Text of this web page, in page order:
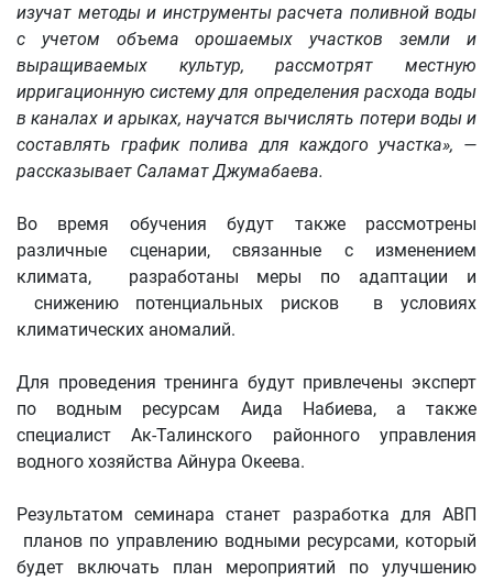
изучат методы и инструменты расчета поливной воды
с учетом объема орошаемых участков земли и
выращиваемых культур, рассмотрят местную
ирригационную систему для определения расхода воды
в каналах и арыках, научатся вычислять потери воды и
составлять график полива для каждого участка», —
рассказывает Саламат Джумабаева.
Во время обучения будут также рассмотрены
различные сценарии, связанные с изменением
климата, разработаны меры по адаптации и
снижению потенциальных рисков в условиях
климатических аномалий.
Для проведения тренинга будут привлечены эксперт
по водным ресурсам Аида Набиева, а также
специалист Ак-Талинского районного управления
водного хозяйства Айнура Океева.
Результатом семинара станет разработка для АВП
планов по управлению водными ресурсами, который
будет включать план мероприятий по улучшению